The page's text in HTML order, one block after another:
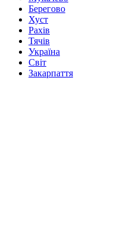
Берегово
Хуст
Рахів
Тячів
Україна
Світ
Закарпаття